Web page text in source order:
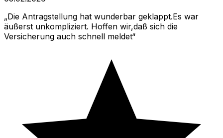
Die Antragstellung hat wunderbar geklappt.Es war
äußerst unkompliziert. Hoffen wir,daß sich die
Versicherung auch schnell meldet